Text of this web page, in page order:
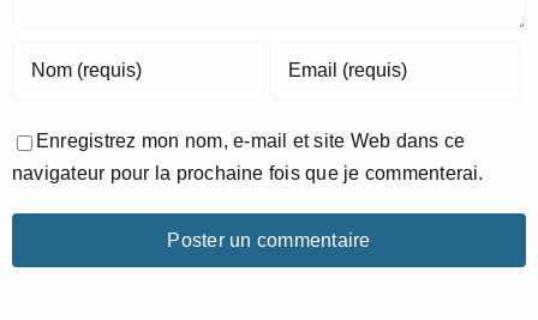
Enregistrez mon nom, e-mail et site Web dans ce
navigateur pour la prochaine fois que je commenterai.